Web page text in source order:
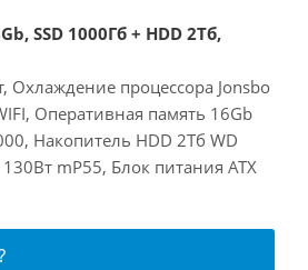
SSD 1000Гб + HDD 2Тб,
Охлаждение процессора Jonsbo
Оперативная память 16Gb
Накопитель HDD 2Тб WD
mP55, Блок питания ATX